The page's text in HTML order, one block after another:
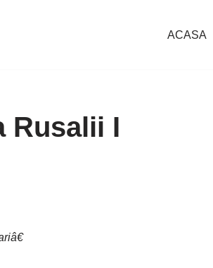
ACASA
Rusalii I